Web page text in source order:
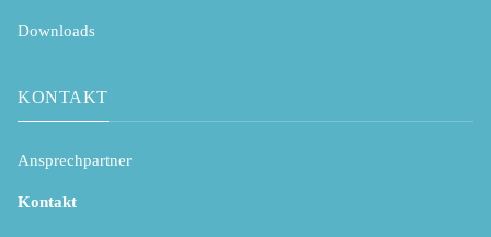
Downloads
KONTAKT
Ansprechpartner
Kontakt